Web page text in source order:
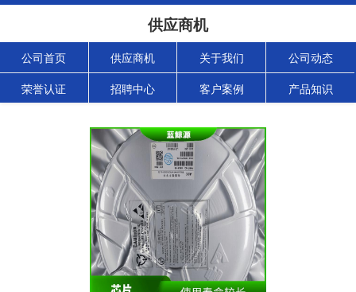
供应商机
公司首页 供应商机 关于我们 公司动态
荣誉认证 招聘中心 客户案例 产品知识